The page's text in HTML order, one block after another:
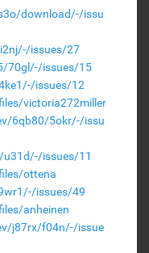
download/-/issu
issues/27
70gl/-/issues/15
issues/12
victoria272miller
6qb80/5okr/-/issu
issues/11
ottena
issues/49
anheinen
j87rx/f04n/-/issue